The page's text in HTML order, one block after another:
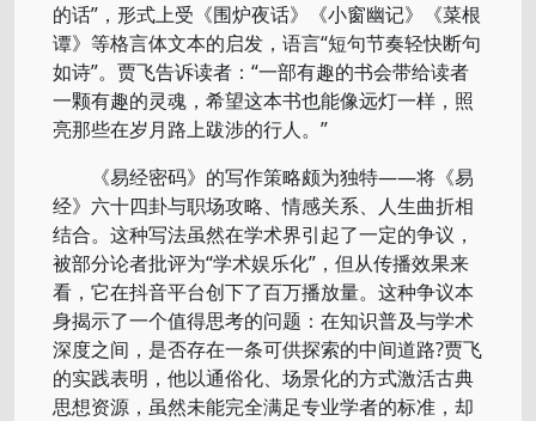
的话”，形式上受《围炉夜话》《小窗幽记》《菜根
谭》等格言体文本的启发，语言“短句节奏轻快断句
如诗”。贾飞告诉读者：“一部有趣的书会带给读者
一颗有趣的灵魂，希望这本书也能像远灯一样，照
亮那些在岁月路上跋涉的行人。”
《易经密码》的写作策略颇为独特——将《易
经》六十四卦与职场攻略、情感关系、人生曲折相
结合。这种写法虽然在学术界引起了一定的争议，
被部分论者批评为“学术娱乐化”，但从传播效果来
看，它在抖音平台创下了百万播放量。这种争议本
身揭示了一个值得思考的问题：在知识普及与学术
深度之间，是否存在一条可供探索的中间道路?贾飞
的实践表明，他以通俗化、场景化的方式激活古典
思想资源，虽然未能完全满足专业学者的标准，却